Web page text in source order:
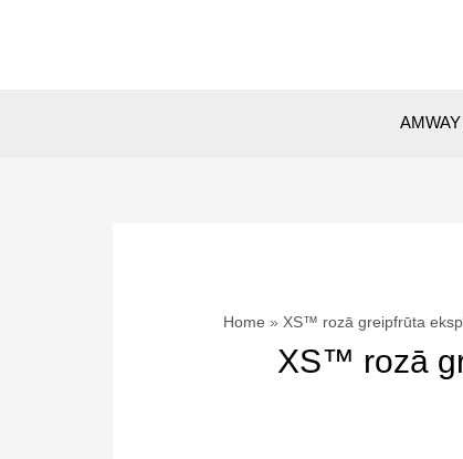
Home XS™ rozā greipfrūta
XS™ rozā